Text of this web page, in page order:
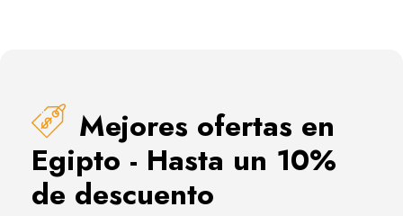
Mejores ofertas en
Egipto - Hasta un 10%
de descuento